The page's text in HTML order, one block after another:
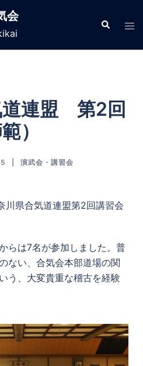
会
道連盟 第2回
）
演武会・講習会
川県合気道連盟第2回講習会
らは7名が参加しました。普
ない、合気会本部道場の関
う、大変貴重な稽古を経験